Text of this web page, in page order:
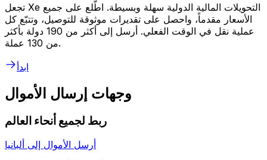
تجعل Xe التحويلات المالية الدولية سهلة وبسيطة. اطّلع على جميع
الأسعار مقدماً، واحصل على تقديرات موثوقة للتوصيل، وتتبّع كل
عملية نقل في الوقت الفعلي. أرسل إلى أكثر من 190 دولة بأكثر
من 130 عملة.
ابدأ
وجهات إرسال الأموال
ربط لجميع أنحاء العالم
أرسل الأموال إلى ألبانيا